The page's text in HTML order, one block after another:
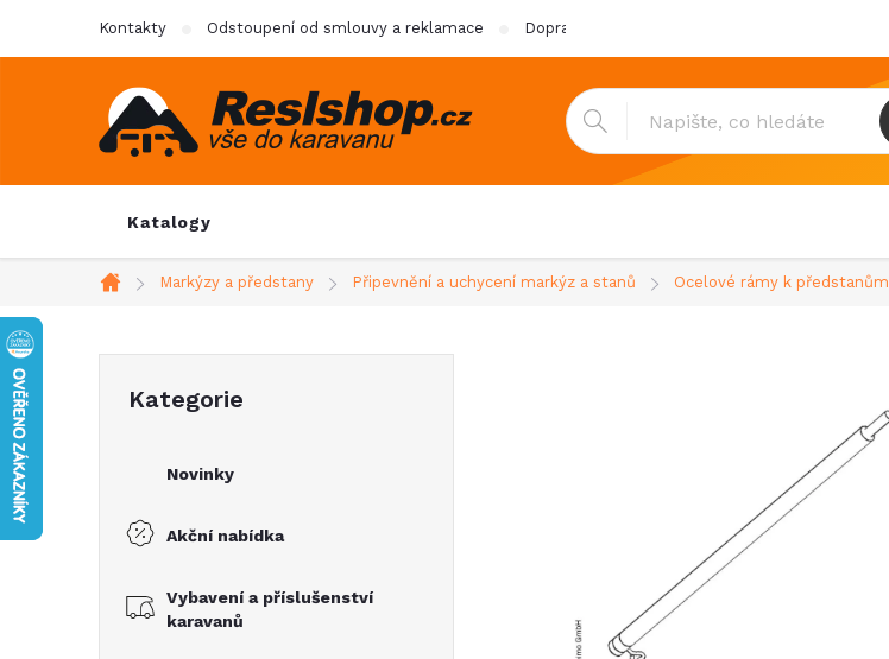
Kontakty Odstoupení od smlouvy a reklamace Doprava & platba
Katalogy
Domů
Markýzy a předstany Připevnění a uchycení markýz a stanů Ocelové rámy k předstanům
kategorie
Kategorie
Novinky
Akční nabídka
Vybavení a příslušenství
karavanů